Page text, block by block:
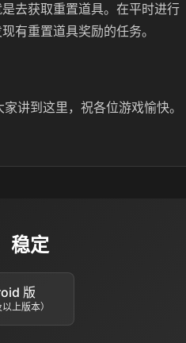
去获取重置道具。在平时进行
有重置道具奖励的任务。
讲到这里，祝各位游戏愉快。
稳定
版
上版本）